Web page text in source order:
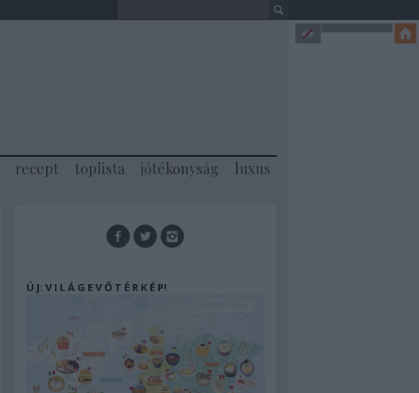
recept toplista jótékonyság luxus
Ú J: V I L Á G E V Ő T É R K É P!